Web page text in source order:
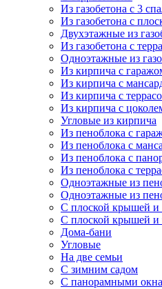
Из газобетона с 3
Из газобетона с
Двухэтажные из
Из газобетона с
Одноэтажные из
Из кирпича с
Из кирпича с
Из кирпича с
Из кирпича с
Угловые из кирпича
Из пеноблока с
Из пеноблока с
Из пеноблока с
Из пеноблока с
Одноэтажные из
Одноэтажные из
С плоской крышей и
С плоской крышей и
Дома-бани
Угловые
На две семьи
С зимним садом
С панорамными